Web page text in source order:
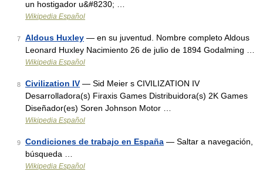
un hostigador u&#8230; …
Wikipedia Español
7 Aldous Huxley — en su juventud. Nombre completo Aldous
Leonard Huxley Nacimiento 26 de julio de 1894 Godalming …
Wikipedia Español
8 Civilization IV — Sid Meier s CIVILIZATION IV
Desarrolladora(s) Firaxis Games Distribuidora(s) 2K Games
Diseñador(es) Soren Johnson Motor …
Wikipedia Español
9 Condiciones de trabajo en España — Saltar a navegación,
búsqueda …
Wikipedia Español